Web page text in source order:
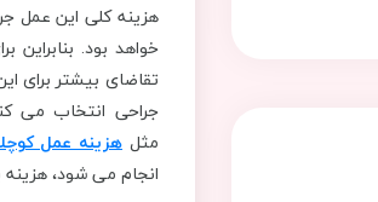
هزینه کلی این عمل
خواهد بود.
تقاضای بیشتر برای
جراحی انتخاب می
مثل هزینه عمل
انجام می شود،